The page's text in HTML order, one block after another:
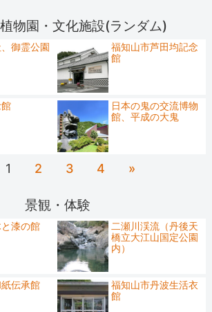
物園・文化施設(ランダム)
御霊公園
福知山市芦田均記念
館
日本の鬼の交流博物
館、平成の大鬼
1 2 3 4 »
景観・体験
漆の館
二瀬川渓流（丹後天
橋立大江山国定公園
内）
伝承館
福知山市丹波生活衣
館